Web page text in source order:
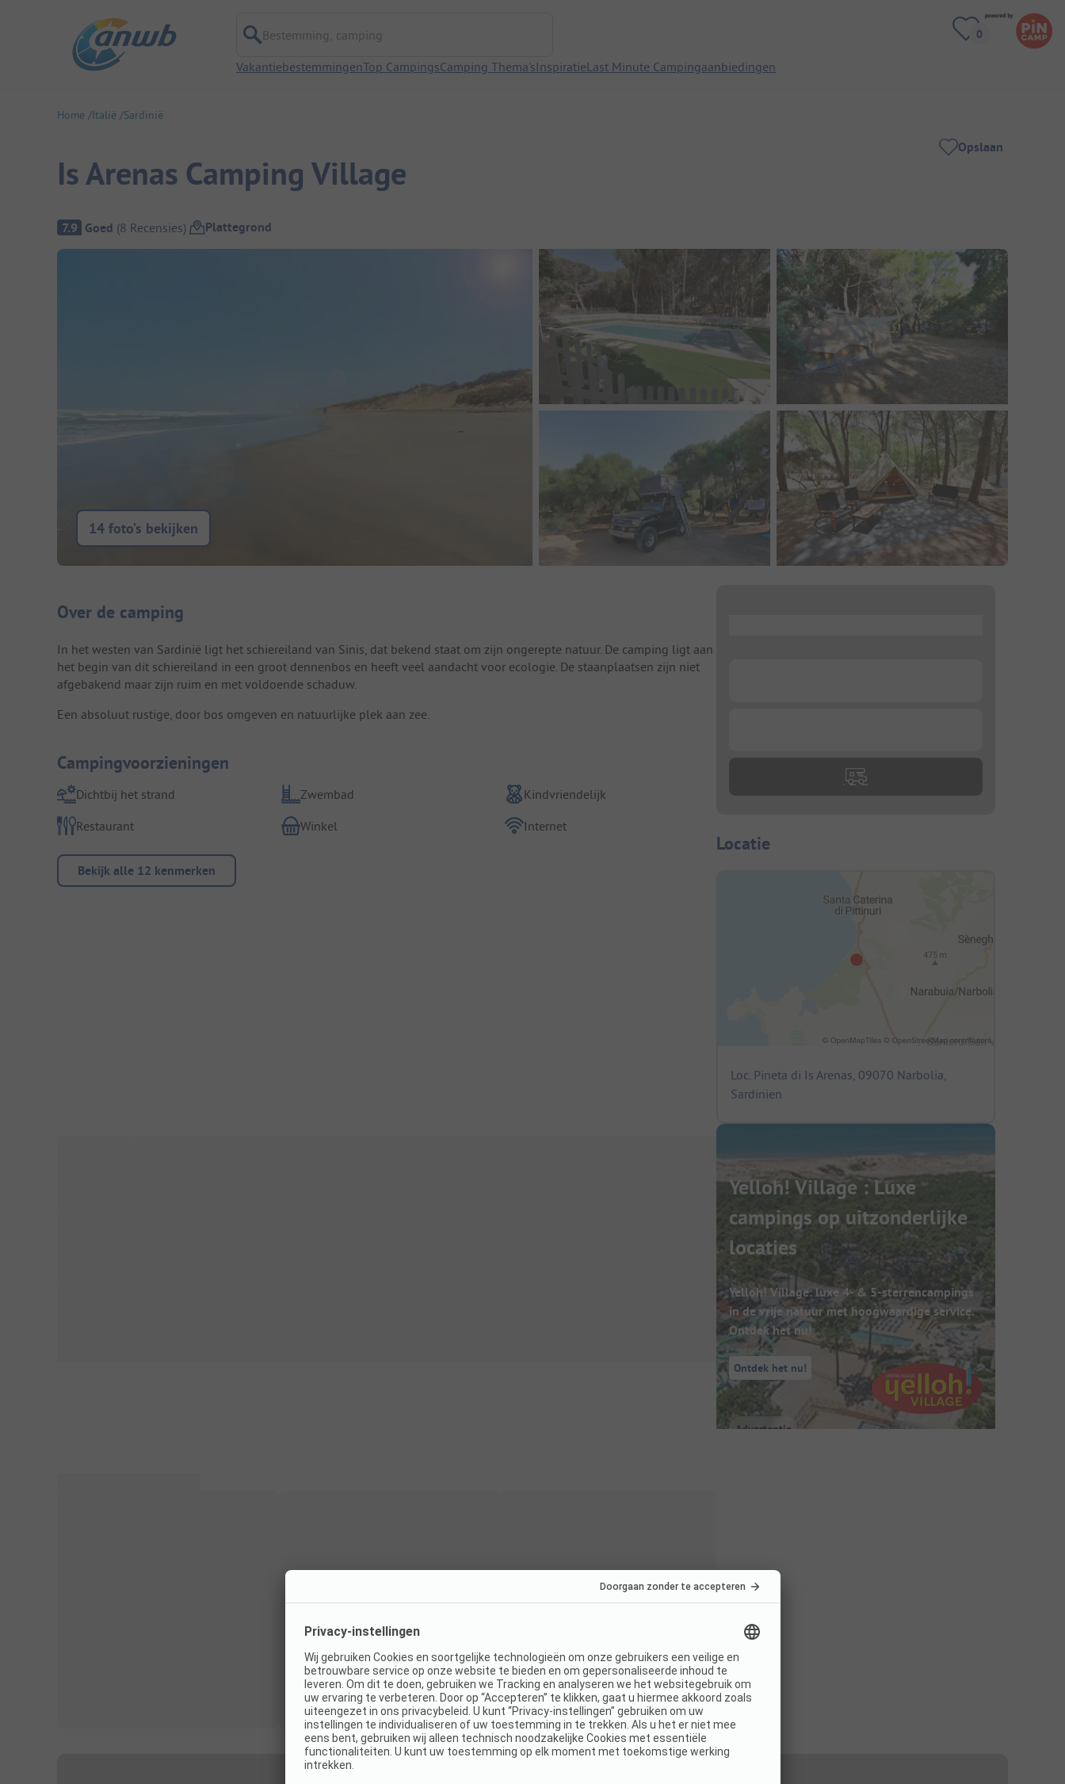
Bestemming, camping
VakantiebestemmingenTop CampingsCamping Thema'sInspiratieLast Minute Campingaanbiedingen
Home Italië Sardinië
Is Arenas Camping Village
Opslaan
Camping overzicht
7.9 Goed (8 Recensies) Plattegrond
14 foto’s bekijken
Camping introductie
Over de camping
In het westen van Sardinië ligt het schiereiland van Sinis, dat bekend staat om zijn ongerepte natuur. De camping ligt aan
het begin van dit schiereiland in een groot dennenbos en heeft veel aandacht voor ecologie. De staanplaatsen zijn niet
afgebakend maar zijn ruim en met voldoende schaduw.
Een absoluut rustige, door bos omgeven en natuurlijke plek aan zee.
Campingvoorzieningen
Dichtbij het strand Zwembad
Kindvriendelijk
Restaurant
Winkel Internet
Bekijk alle 12 kenmerken
Locatie
Loc. Pineta di Is Arenas, 09070 Narbolia,
Sardinien
Yelloh! Village : Luxe
campings op uitzonderlijke
locaties
Yelloh! Village: luxe 4- & 5-sterrencampings
in de vrije natuur met hoogwaardige service.
Ontdek het nu!
Ontdek het nu!